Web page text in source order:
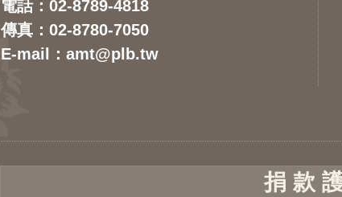
電話：02-8789-4818
傳真：02-8780-7050
E-mail：amt@plb.tw
捐 款